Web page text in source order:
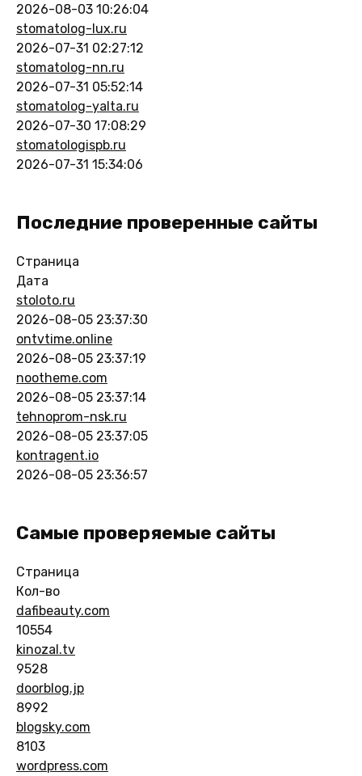
2026-08-03 10:26:04
stomatolog-lux.ru
2026-07-31 02:27:12
stomatolog-nn.ru
2026-07-31 05:52:14
stomatolog-yalta.ru
2026-07-30 17:08:29
stomatologispb.ru
2026-07-31 15:34:06
Последние проверенные сайты
Страница
Дата
stoloto.ru
2026-08-05 23:37:30
ontvtime.online
2026-08-05 23:37:19
nootheme.com
2026-08-05 23:37:14
tehnoprom-nsk.ru
2026-08-05 23:37:05
kontragent.io
2026-08-05 23:36:57
Самые проверяемые сайты
Страница
Кол-во
dafibeauty.com
10554
kinozal.tv
9528
doorblog.jp
8992
blogsky.com
8103
wordpress.com